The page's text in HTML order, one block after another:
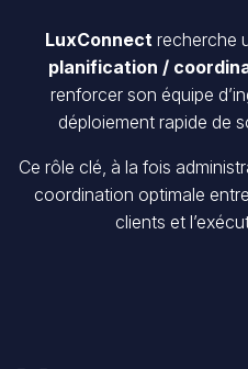
LuxConnectrecherche
planification /
renforcer son équipe
déploiement rapide de
Ce rôle clé, à la fois
coordination optimale
clients et